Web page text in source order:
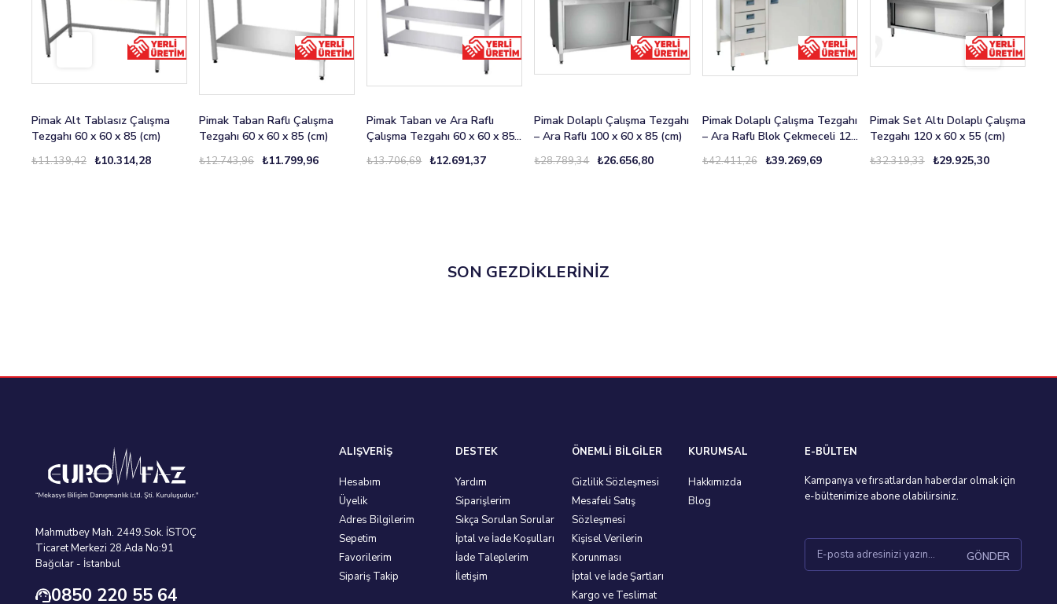
Pimak Alt Tablasız Çalışma
Tezgahı 60 x 60 x 85 (cm)
₺10.314,28
₺11.139,42
Pimak Taban Raflı Çalışma
Tezgahı 60 x 60 x 85 (cm)
₺11.799,96
₺12.743,96
Pimak Taban ve Ara Raflı
Çalışma Tezgahı 60 x 60 x 85
₺12.691,37
₺13.706,69
Pimak Dolaplı Çalışma Tezgahı
– Ara Raflı 100 x 60 x 85 (cm)
₺26.656,80
₺28.789,34
Pimak Dolaplı Çalışma Tezgahı
– Ara Raflı Blok Çekmeceli 120
₺39.269,69
₺42.411,26
Pimak Set Altı Dolaplı Çalışma
Tezgahı 120 x 60 x 55 (cm)
₺29.925,30
₺32.319,33
SON GEZDİKLERİNİZ
Mahmutbey Mah. 2449.Sok. İSTOÇ
Ticaret Merkezi 28.Ada No:91
Bağcılar - İstanbul
0850 220 55 64
ALIŞVERİŞ
Hesabım
Üyelik
Adres Bilgilerim
Sepetim
Favorilerim
Sipariş Takip
DESTEK
Yardım
Siparişlerim
Sıkça Sorulan Sorular
İptal ve İade Koşulları
İade Taleplerim
İletişim
ÖNEMLİ BİLGİLER
Gizlilik Sözleşmesi
Mesafeli Satış
Sözleşmesi
Kişisel Verilerin
Korunması
İptal ve İade Şartları
Kargo ve Teslimat
KURUMSAL
Hakkımızda
Blog
E-BÜLTEN
Kampanya ve fırsatlardan haberdar olmak için
e-bültenimize abone olabilirsiniz.
GÖNDER